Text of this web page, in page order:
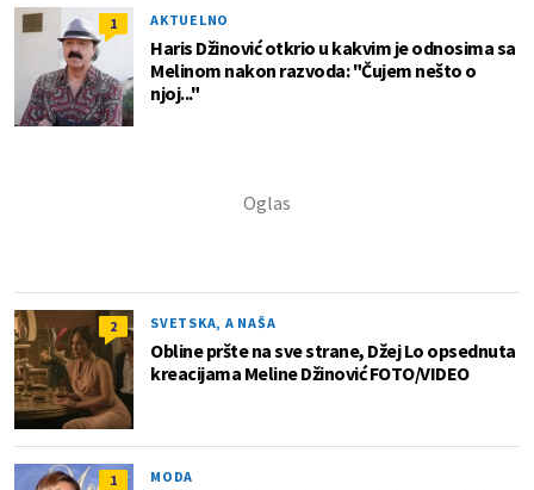
1 AKTUELNO
Haris Džinović otkrio u kakvim je odnosima sa
Melinom nakon razvoda: "Čujem nešto o
njoj..."
2 SVETSKA, A NAŠA
Obline pršte na sve strane, Džej Lo opsednuta
kreacijama Meline Džinović FOTO/VIDEO
1 MODA